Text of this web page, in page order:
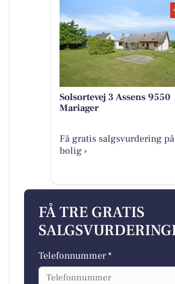
Solsortevej 3 Assens 9550
Mariager
Få gratis salgsvurdering
bolig ›
FÅ TRE GRATIS
Telefonnummer *